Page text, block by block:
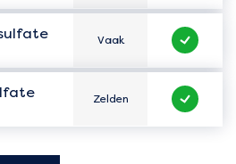
Hoe vaak zit het er in?
Vaak
Veilig te
Hoe vaak zit het er in?
Zelden
Veilig te